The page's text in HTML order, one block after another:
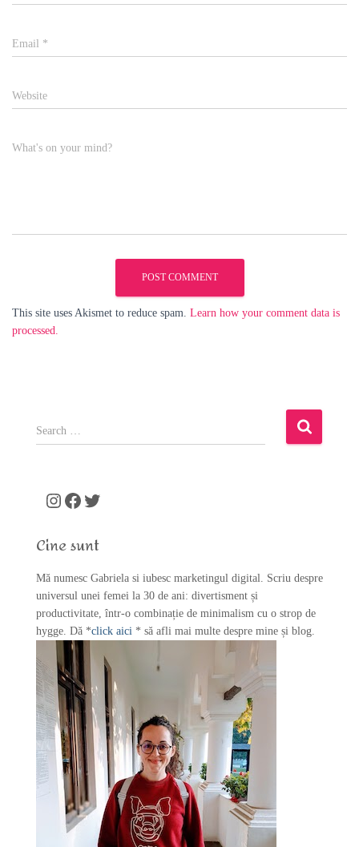
Email *
Website
What's on your mind?
This site uses Akismet to reduce spam. Learn how your comment data is
processed.
S
e
o
:
Instagram Facebook Twitter
Cine sunt
Mă numesc Gabriela si iubesc marketingul digital. Scriu despre
universul unei femei la 30 de ani: divertisment și
productivitate, într-o combinație de minimalism cu o strop de
hygge. Dă *click aici * să afli mai multe despre mine și blog.